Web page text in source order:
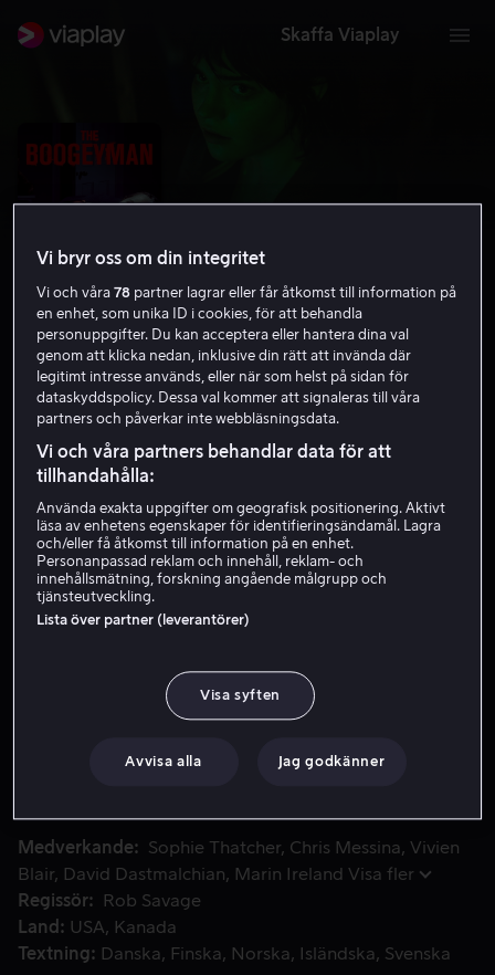
Skaffa Viaplay
The Boogeyman
Thriller
HD
Hyr 55 kr
Köp 159 kr
Se trailer
En pappa och hans döttrar sörjer deras mammas död.
En pappa och hans döttrar sörjer deras mammas död.
med sig ett övernaturligt väsen in i hemmet, ett väsen
Medverkande Sophie Thatcher Chris Messina Vivien
Blair
David Dastmalchian Marin Ireland Visa fler
Regissör
Rob Savage
Land
USA
Kanada
Textning
Danska Finska Norska Isländska Svenska
Vi bryr oss om din integritet
Vi och våra78 partner lagrar eller får åtkomst till information på
en enhet, som unika ID i cookies, för att behandla
personuppgifter. Du kan acceptera eller hantera dina val
genom att klicka nedan, inklusive din rätt att invända där
legitimt intresse används, eller när som helst på sidan för
dataskyddspolicy. Dessa val kommer att signaleras till våra
partners och påverkar inte webbläsningsdata.
Vi och våra partners behandlar data för att
tillhandahålla:
Använda exakta uppgifter om geografisk positionering. Aktivt
läsa av enhetens egenskaper för identifieringsändamål. Lagra
och/eller få åtkomst till information på en enhet.
Personanpassad reklam och innehåll, reklam- och
innehållsmätning, forskning angående målgrupp och
tjänsteutveckling.
Lista över partner (leverantörer)
Visa syften
Avvisa alla Jag godkänner